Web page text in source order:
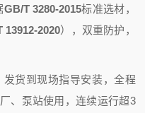
GB/T 3280-2015标准选材，
13912-2020），双重防护，
发货到现场指导安装，全程
、泵站使用，连续运行超3